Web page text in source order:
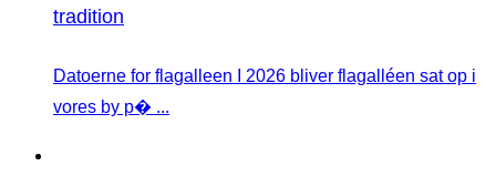
tradition
Datoerne for flagalleen I 2026 bliver flagalléen sat op i
vores by p� ...